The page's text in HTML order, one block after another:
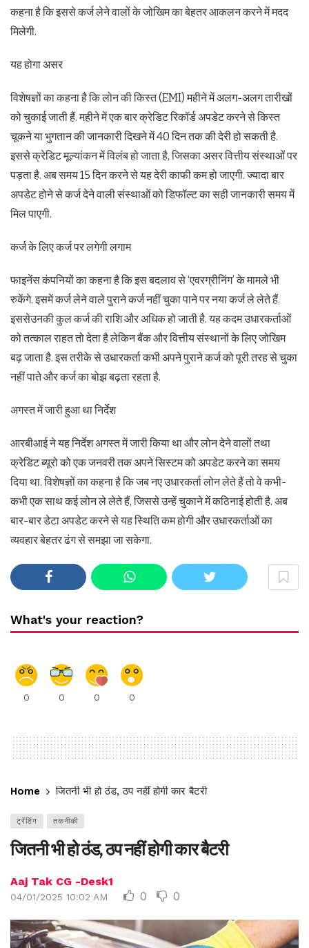
कहना है कि इससे कर्ज लेने वालों के जोखिम का बेहतर आकलन करने में मदद
मिलेगी.
यह होगा असर
विशेषज्ञों का कहना है कि लोन की किस्त (EMI) महीने में अलग-अलग तारीखों
को चुकाई जाती हैं. महीने में एक बार क्रेडिट रिकॉर्ड अपडेट करने से किस्त
चूकने या भुगतान की जानकारी दिखने में 40 दिन तक की देरी हो सकती है.
इससे क्रेडिट मूल्यांकन में विलंब हो जाता है, जिसका असर वित्तीय संस्थाओं पर
पड़ता है. अब समय 15 दिन करने से यह देरी काफी कम हो जाएगी. ज्यादा बार
अपडेट होने से कर्ज देने वाली संस्थाओं को डिफॉल्ट का सही जानकारी समय में
मिल पाएगी.
कर्ज के लिए कर्ज पर लगेगी लगाम
फाइनेंस कंपनियों का कहना है कि इस बदलाव से ‘एवरग्रीनिंग’ के मामले भी
रुकेंगे. इसमें कर्ज लेने वाले पुराने कर्ज नहीं चुका पाने पर नया कर्ज ले लेते हैं.
इससेउनकी कुल कर्ज की राशि और अधिक हो जाती है. यह कदम उधारकर्ताओं
को तत्काल राहत तो देता है लेकिन बैंक और वित्तीय संस्थानों के लिए जोखिम
बढ़ जाता है. इस तरीके से उधारकर्ता कभी अपने पुराने कर्ज को पूरी तरह से चुका
नहीं पाते और कर्ज का बोझ बढ़ता रहता है.
अगस्त में जारी हुआ था निर्देश
आरबीआई ने यह निर्देश अगस्त में जारी किया था और लोन देने वालों तथा
क्रेडिट ब्यूरो को एक जनवरी तक अपने सिस्टम को अपडेट करने का समय
दिया था. विशेषज्ञों का कहना है कि जब नए उधारकर्ता लोन लेते हैं तो वे कभी-
कभी एक साथ कई लोन ले लेते हैं, जिससे उन्हें चुकाने में कठिनाई होती है. अब
बार-बार डेटा अपडेट करने से यह स्थिति कम होगी और उधारकर्ताओं का
व्यवहार बेहतर ढंग से समझा जा सकेगा.
What's your reaction?
0 0 0 0
Home जितनी भी हो ठंड, ठप नहीं होगी कार बैटरी
ट्रेंडिंग तकनीकी
जितनी भी हो ठंड, ठप नहीं होगी कार बैटरी
Aaj Tak CG -Desk1
04/01/2025 10:02 AM 0 0